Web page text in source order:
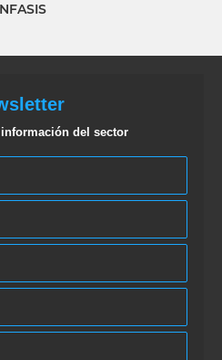
del sector